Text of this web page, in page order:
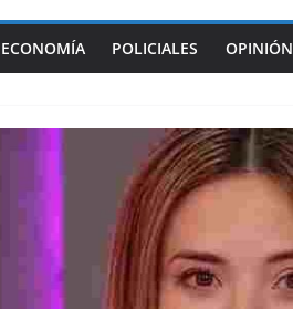
ECONOMÍA POLICIALES OPINIÓN